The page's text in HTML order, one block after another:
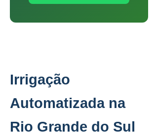
Irrigação
Automatizada na
Rio Grande do Sul